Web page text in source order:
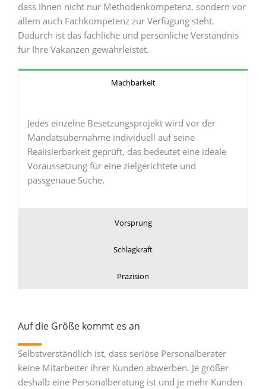
dass Ihnen nicht nur Methodenkompetenz, sondern vor
allem auch Fachkompetenz zur Verfügung steht.
Dadurch ist das fachliche und persönliche Verständnis
für Ihre Vakanzen gewährleistet.
Machbarkeit
Jedes einzelne Besetzungsprojekt wird vor der
Mandatsübernahme individuell auf seine
Realisierbarkeit geprüft, das bedeutet eine ideale
Voraussetzung für eine zielgerichtete und
passgenaue Suche.
Vorsprung
Schlagkraft
Präzision
Auf die Größe kommt es an
Selbstverständlich ist, dass seriöse Personalberater
keine Mitarbeiter ihrer Kunden abwerben. Je größer
deshalb eine Personalberatung ist und je mehr Kunden